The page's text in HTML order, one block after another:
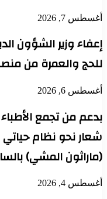
أغسطس 7, 2026
إعفاء وزير الشؤون
للحج والعمرة من
أغسطس 6, 2026
بدعم من تجمع
شعار نحو نظام
(ماراثون المشي)
أغسطس 4, 2026